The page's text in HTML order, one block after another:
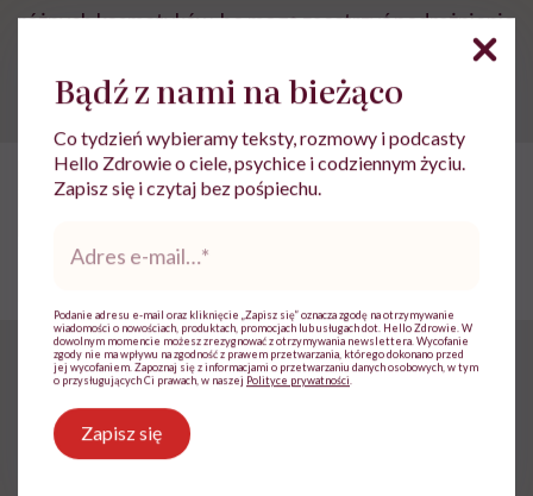
różnych kosmetyków, bo mogą zaostrzyć podrażnienie
skóry. Przy nakładaniu preparatów należy też unikać
niepotrzebnego pocierania skóry.
POLECAMY
Aromaterapia w domu? To
Lanolina i olej jojoba
Lanolinaużywana jest m.in. do zabiegów fryzjerskich,
Bądź z nami na bieżąco
Co tydzień wybieramy teksty, rozmowy i podcasty
Hello Zdrowie o ciele, psychice i codziennym życiu.
Zapisz się i czytaj bez pośpiechu.
mail*
Podanie adresu e-mail oraz kliknięcie „Zapisz się” oznacza zgodę na otrzymywanie
wiadomości o nowościach, produktach, promocjach lub usługach dot. Hello Zdrowie. W
dowolnym momencie możesz zrezygnować z otrzymywania newslettera. Wycofanie
zgody nie ma wpływu na zgodność z prawem przetwarzania, którego dokonano przed
jej wycofaniem. Zapoznaj się z informacjami o przetwarzaniu danych osobowych, w tym
o przysługujących Ci prawach, w naszej Polityce prywatności
Zapisz się